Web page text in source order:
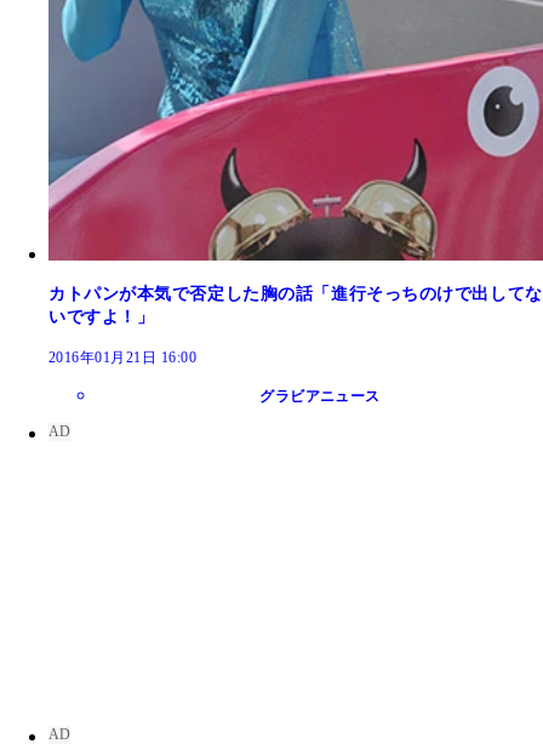
カトパンが本気で否定した胸の話「進行そっちのけで出してな
いですよ！」
2016年01月21日 16:00
グラビアニュース